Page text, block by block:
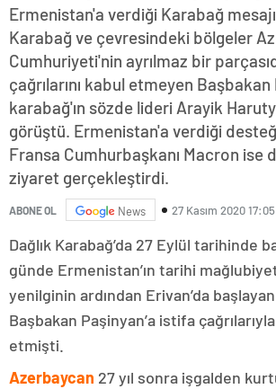
Ermenistan'a verdiği Karabağ
Karabağ ve çevresindeki bölgeler
Cumhuriyeti'nin ayrılmaz bir
çağrılarını kabul etmeyen Başbakan
karabağ'ın sözde lideri Arayik
görüştü. Ermenistan'a verdiği
Fransa Cumhurbaşkanı Macron ise
ziyaret gerçekleştirdi.
ABONE OL News 27 Kasım 2020 17:05
Dağlık Karabağ’da 27 Eylül tarihinde
günde Ermenistan’ın tarihi
yenilginin ardından Erivan’da
Başbakan Paşinyan’a istifa
etmişti.
Azerbaycan 27 yıl sonra işgalden